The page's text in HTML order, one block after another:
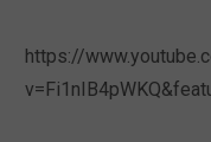
https://